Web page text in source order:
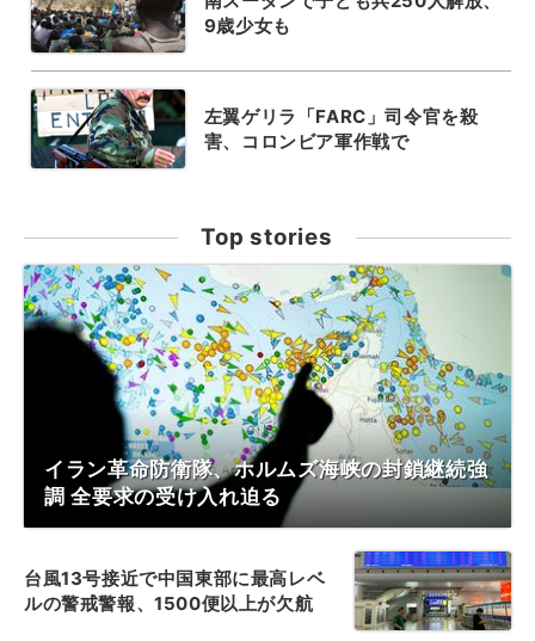
9歳少女も
左翼ゲリラ「FARC」司令官を殺
害、コロンビア軍作戦で
Top stories
イラン革命防衛隊、ホルムズ海峡の封鎖継続強
調 全要求の受け入れ迫る
台風13号接近で中国東部に最高レベ
ルの警戒警報、1500便以上が欠航